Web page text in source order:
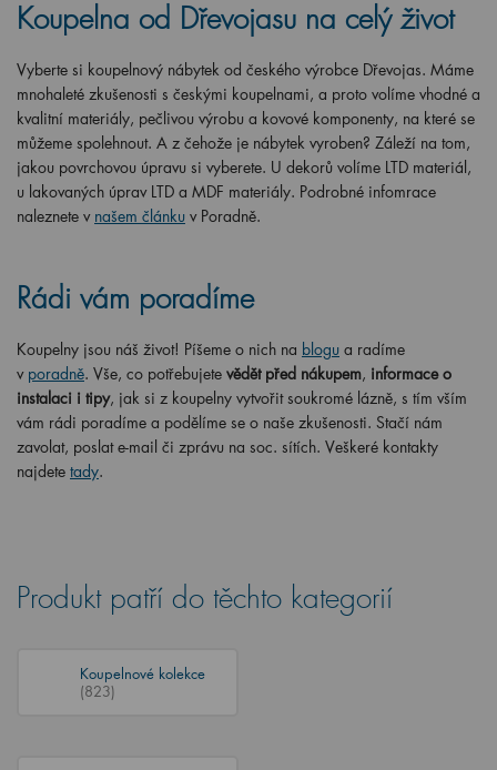
Koupelna od Dřevojasu na celý život
Vyberte si koupelnový nábytek od českého výrobce Dřevojas. Máme
mnohaleté zkušenosti s českými koupelnami, a proto volíme vhodné a
kvalitní materiály, pečlivou výrobu a kovové komponenty, na které se
můžeme spolehnout. A z čehože je nábytek vyroben? Záleží na tom,
jakou povrchovou úpravu si vyberete. U dekorů volíme LTD materiál,
u lakovaných úprav LTD a MDF materiály. Podrobné infomrace
naleznete v našem článku v Poradně.
Rádi vám poradíme
Koupelny jsou náš život! Píšeme o nich na blogu a radíme
v poradně. Vše, co potřebujete vědět před nákupem, informace o
instalaci i tipy, jak si z koupelny vytvořit soukromé lázně, s tím vším
vám rádi poradíme a podělíme se o naše zkušenosti. Stačí nám
zavolat, poslat e-mail či zprávu na soc. sítích. Veškeré kontakty
najdete tady.
Produkt patří do těchto kategorií
Koupelnové kolekce
(823)